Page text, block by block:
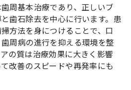
周基本治療であり、正しいブ
歯石除去を中心に行います。患
方法を身につけることで、口
周病の進行を抑える環境を整
の質は治療効果に大きく影響
改善のスピードや再発率にも